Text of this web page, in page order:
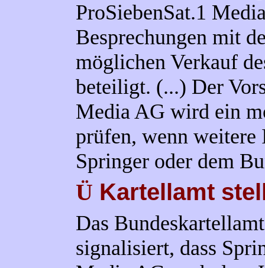
ProSiebenSat.1
Besprechungen mit
möglichen Verkauf
beteiligt. (...) Der
Media AG wird ein
prüfen, wenn
Springer oder dem
Ü Kartellamt
Das
signalisiert, dass